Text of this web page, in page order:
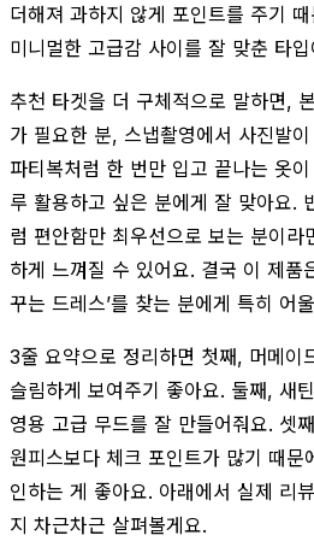
더해져 과하지 않게 포인트를 주기
미니멀한 고급감 사이를 잘 맞춘 타
추천 타겟을 더 구체적으로 말하면,
가 필요한 분, 스냅촬영에서 사진발
파티복처럼 한 번만 입고 끝나는 옷
루 활용하고 싶은 분에게 잘 맞아요.
럼 편안함만 최우선으로 보는 분이라
하게 느껴질 수 있어요. 결국 이 제품
꾸는 드레스’를 찾는 분에게 특히 어
3줄 요약으로 정리하면 첫째, 머메이
슬림하게 보여주기 좋아요. 둘째, 새
영용 고급 무드를 잘 만들어줘요. 셋
원피스보다 체크 포인트가 많기 때
인하는 게 좋아요. 아래에서 실제 리
지 차근차근 살펴볼게요.